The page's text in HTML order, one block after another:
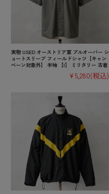
実物 USED オーストリア軍 プルオーバー シ
ョートスリーブ フィールドシャツ【キャン
ペーン対象外】 半袖 【I】 ミリタリー 古着
¥5,280(税込)